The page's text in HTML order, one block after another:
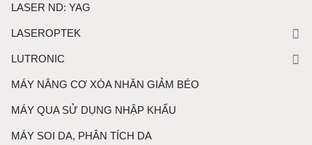
LASER ND: YAG
LASEROPTEK
LUTRONIC
MÁY NÂNG CƠ XÓA NHĂN GIẢM BÉO
MÁY QUA SỬ DỤNG NHẬP KHẨU
MÁY SOI DA, PHÂN TÍCH DA